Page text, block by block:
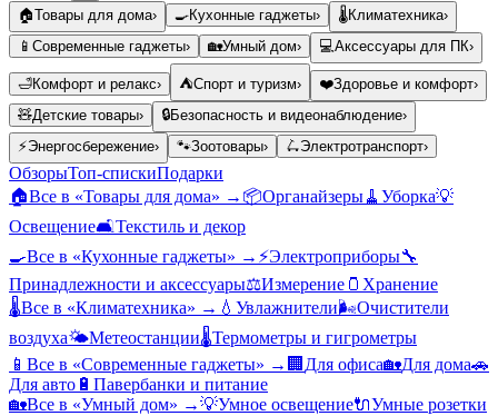
🏠Товары для дома› 🍳Кухонные гаджеты› 🌡️Климатехника›
📱 Современные гаджеты› 🏡Умный дом› 💻Аксессуары для ПК›
🛁Комфорт и релакс› ⛺Спорт и туризм› ❤️Здоровье и комфорт›
🧸Детские товары› 🔒Безопасность и видеонаблюдение›
⚡Энергосбережение› 🐾Зоотовары› 🛴Электротранспорт›
ОбзорыТоп-спискиПодарки
🏠Все в «Товары для дома» → 📦Органайзеры🧹 Уборка💡
Освещение🛋️Текстиль и декор
🍳Все в «Кухонные гаджеты» → ⚡Электроприборы🔧
Принадлежности и аксессуары⚖️Измерение 🫙 Хранение
🌡️Все в «Климатехника» → 💧 Увлажнители🌬️Очистители
воздуха🌤️Метеостанции🌡️Термометры и гигрометры
📱 Все в «Современные гаджеты» → 🏢 Для офиса🏡Для дома🚗
Для авто 🔋 Павербанки и питание
🏡Все в «Умный дом» →💡Умное освещение🔌Умные розетки